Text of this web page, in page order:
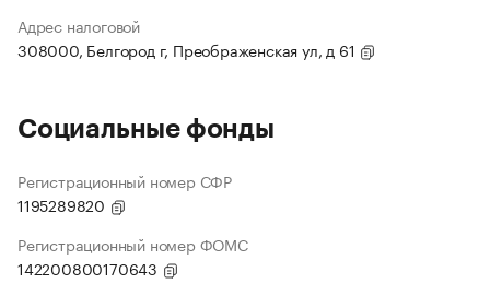
Адрес налоговой
308000, Белгород г, Преображенская ул, д 61
Социальные фонды
Регистрационный номер СФР
1195289820
Регистрационный номер ФОМС
142200800170643